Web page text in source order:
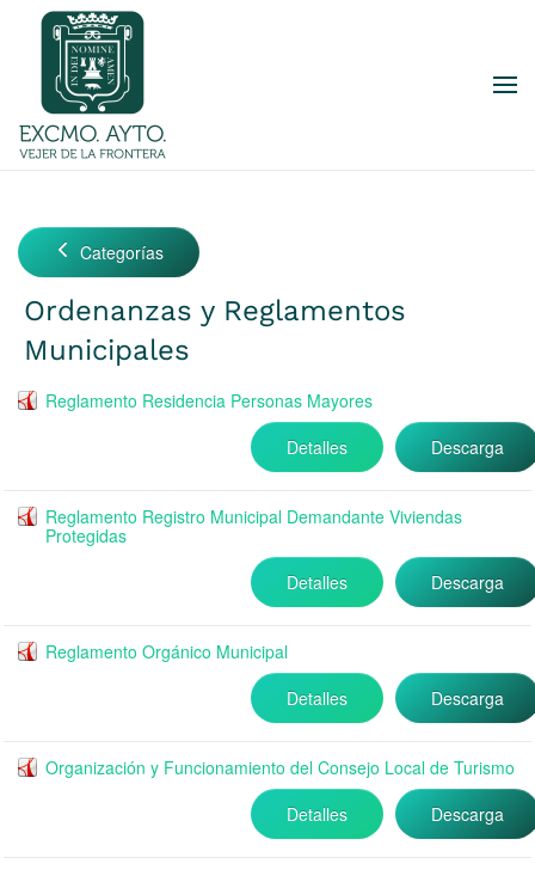
Skip to main content
Categorías
Ordenanzas y Reglamentos
Municipales
Reglamento Residencia Personas Mayores
Descarga
Detalles
Reglamento Registro Municipal Demandante Viviendas
Protegidas
Descarga
Detalles
Reglamento Orgánico Municipal
Descarga
Detalles
Organización y Funcionamiento del Consejo Local de Turismo
Descarga
Detalles